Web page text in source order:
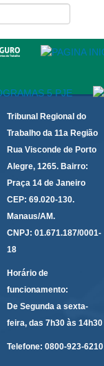
Tribunal Regional do
Trabalho da 11a Região
Rua Visconde de Porto
Alegre, 1265. Bairro:
Praça 14 de Janeiro
CEP: 69.020-130.
Manaus/AM.
CNPJ: 01.671.187/0001-
18
Horário de
funcionamento:
De Segunda a sexta-
feira, das 7h30 às 14h30
Telefone: 0800-923-6210